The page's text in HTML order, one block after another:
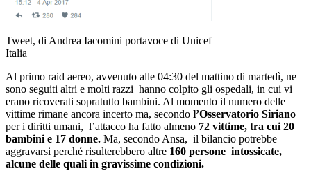
Tweet, di Andrea Iacomini portavoce di Unicef
Italia
Al primo raid aereo, avvenuto alle 04:30 del mattino di martedì, ne
sono seguiti altri e molti razzi hanno colpito gli ospedali, in cui vi
erano ricoverati sopratutto bambini. Al momento il numero delle
vittime rimane ancora incerto ma, secondo l’Osservatorio Siriano
per i diritti umani, l’attacco ha fatto almeno 72 vittime, tra cui 20
bambini e 17 donne. Ma, secondo Ansa, il bilancio potrebbe
aggravarsi perché risulterebbero altre 160 persone intossicate,
alcune delle quali in gravissime condizioni.